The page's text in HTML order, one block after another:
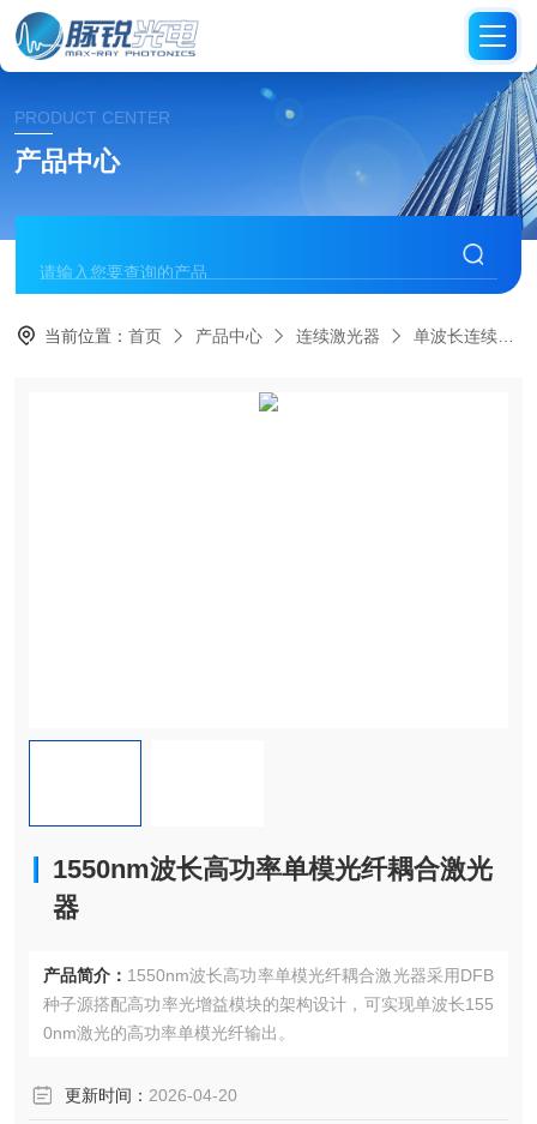
PRODUCT CENTER
产品中心
当前位置：首页 产品中心 连续激光器 单波长连续激光器
1550nm波长高功率单模光纤耦合激光
器
产品简介： 1550nm波长高功率单模光纤耦合激光器采用DFB
种子源搭配高功率光增益模块的架构设计，可实现单波长155
0nm激光的高功率单模光纤输出。
更新时间： 2026-04-20